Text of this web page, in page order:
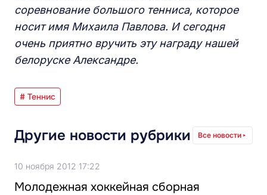
соревнование большого тенниса, которое
носит имя Михаила Павлова. И сегодня
очень приятно вручить эту награду нашей
белоруске Александре.
# Теннис
Другие новости рубрики Все новости
10 ноября 2012 17:22
Молодежная хоккейная сборная